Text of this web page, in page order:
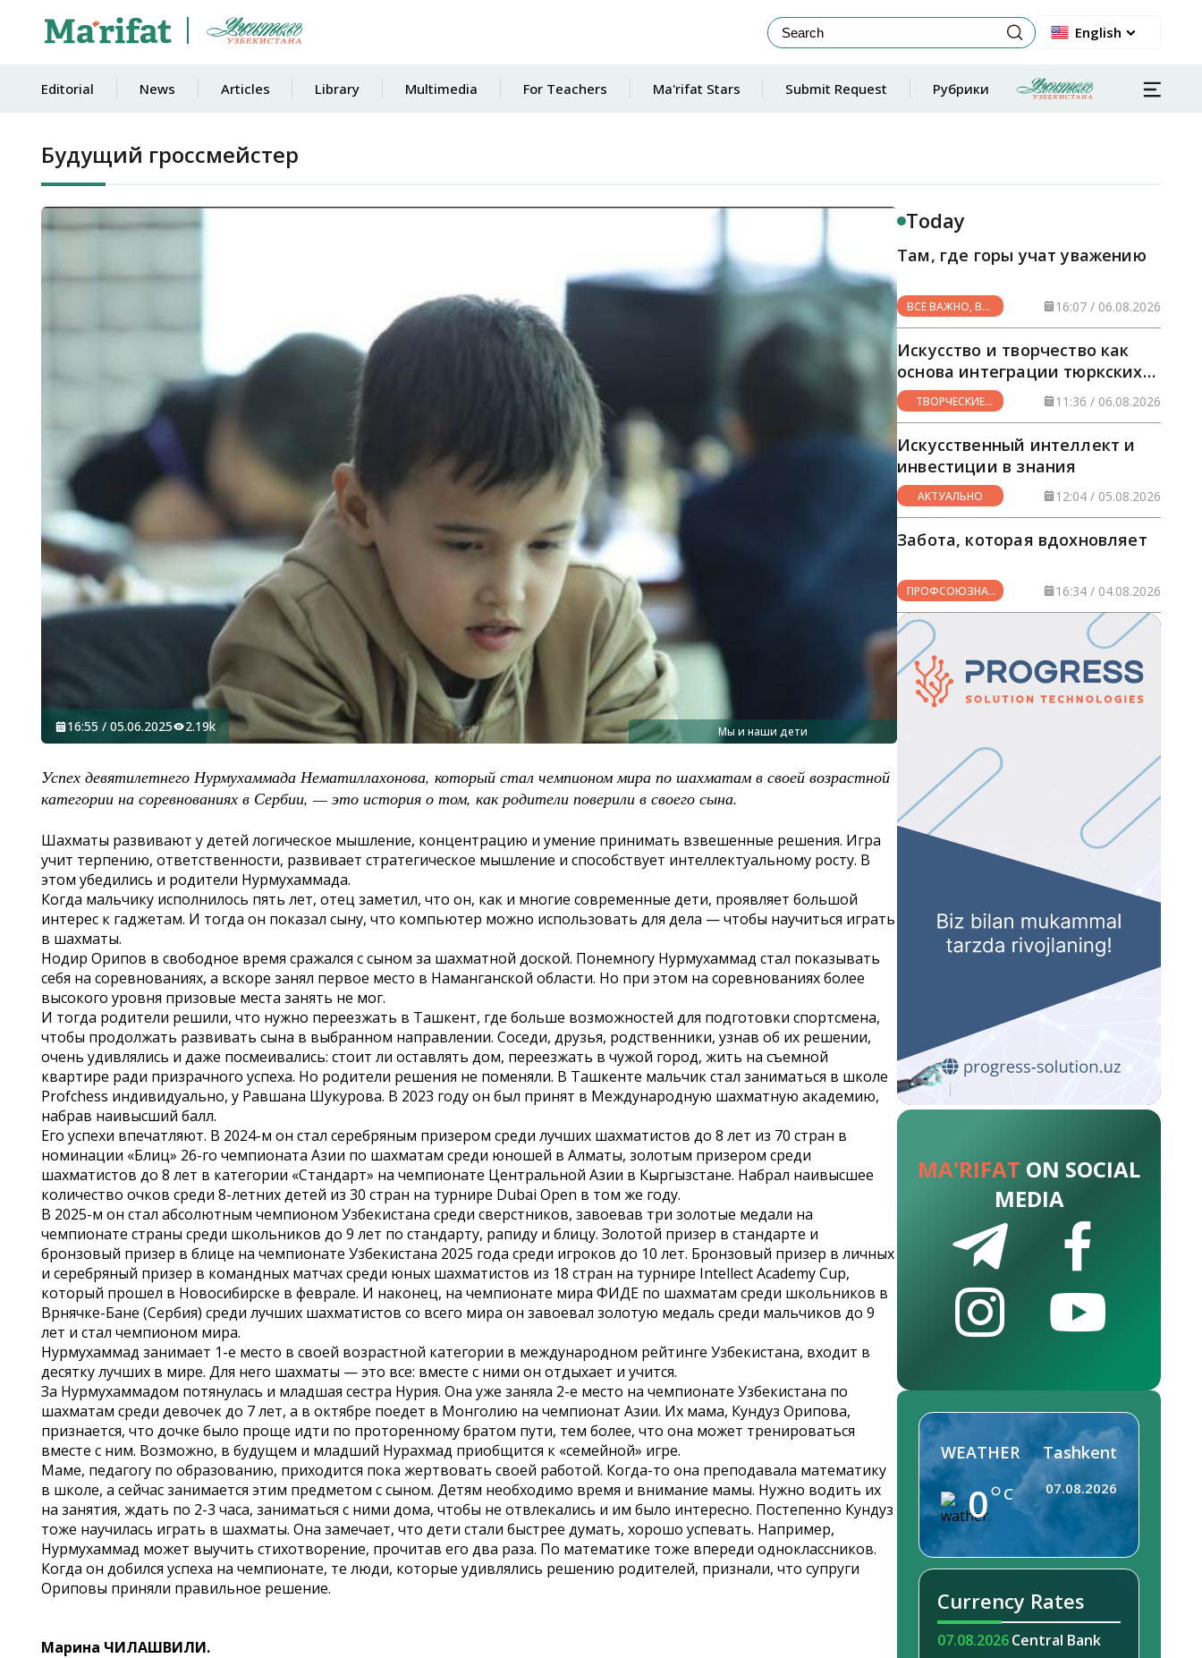
English
Editorial News Articles Library Multimedia For Teachers Ma'rifat Stars Submit Request Рубрики
Будущий гроссмейстер
Мы и наши дети
16:55 / 05.06.2025 2.19k
Успех девятилетнего Нурмухаммада Нематиллахонова, который стал чемпионом мира по шахматам в своей возрастной
категории на соревнованиях в Сербии, — это история о том, как родители поверили в своего сына.
Шахматы развивают у детей логическое мышление, концентрацию и умение принимать взвешенные решения. Игра
учит терпению, ответственности, развивает стратегическое мышление и способствует интеллектуальному росту. В
этом убедились и родители Нурмухаммада.
Когда мальчику исполнилось пять лет, отец заметил, что он, как и многие современные дети, проявляет большой
интерес к гаджетам. И тогда он показал сыну, что компьютер можно использовать для дела — чтобы научиться играть
в шахматы.
Нодир Орипов в свободное время сражался с сыном за шахматной доской. Понемногу Нурмухаммад стал показывать
себя на соревнованиях, а вскоре занял первое место в Наманганской области. Но при этом на соревнованиях более
высокого уровня призовые места занять не мог.
И тогда родители решили, что нужно переезжать в Ташкент, где больше возможностей для подготовки спортсмена,
чтобы продолжать развивать сына в выбранном направлении. Соседи, друзья, родственники, узнав об их решении,
очень удивлялись и даже посмеивались: стоит ли оставлять дом, переезжать в чужой город, жить на съемной
квартире ради призрачного успеха. Но родители решения не поменяли. В Ташкенте мальчик стал заниматься в школе
Profchess индивидуально, у Равшана Шукурова. В 2023 году он был принят в Международную шахматную академию,
набрав наивысший балл.
Его успехи впечатляют. В 2024-м он стал серебряным призером среди лучших шахматистов до 8 лет из 70 стран в
номинации «Блиц» 26-го чемпионата Азии по шахматам среди юношей в Алматы, золотым призером среди
шахматистов до 8 лет в категории «Стандарт» на чемпионате Центральной Азии в Кыргызстане. Набрал наивысшее
количество очков среди 8-летних детей из 30 стран на турнире Dubai Open в том же году.
В 2025-м он стал абсолютным чемпионом Узбекистана среди сверстников, завоевав три золотые медали на
чемпионате страны среди школьников до 9 лет по стандарту, рапиду и блицу. Золотой призер в стандарте и
бронзовый призер в блице на чемпионате Узбекистана 2025 года среди игроков до 10 лет. Бронзовый призер в личных
и серебряный призер в командных матчах среди юных шахматистов из 18 стран на турнире Intellect Academy Cup,
который прошел в Новосибирске в феврале. И наконец, на чемпионате мира ФИДЕ по шахматам среди школьников в
Врнячке-Бане (Сербия) среди лучших шахматистов со всего мира он завоевал золотую медаль среди мальчиков до 9
лет и стал чемпионом мира.
Нурмухаммад занимает 1-е место в своей возрастной категории в международном рейтинге Узбекистана, входит в
десятку лучших в мире. Для него шахматы — это все: вместе с ними он отдыхает и учится.
За Нурмухаммадом потянулась и младшая сестра Нурия. Она уже заняла 2-е место на чемпионате Узбекистана по
шахматам среди девочек до 7 лет, а в октябре поедет в Монголию на чемпионат Азии. Их мама, Кундуз Орипова,
признается, что дочке было проще идти по проторенному братом пути, тем более, что она может тренироваться
вместе с ним. Возможно, в будущем и младший Нурахмад приобщится к «семейной» игре.
Маме, педагогу по образованию, приходится пока жертвовать своей работой. Когда-то она преподавала математику
в школе, а сейчас занимается этим предметом с сыном. Детям необходимо время и внимание мамы. Нужно водить их
на занятия, ждать по 2-3 часа, заниматься с ними дома, чтобы не отвлекались и им было интересно. Постепенно Кундуз
тоже научилась играть в шахматы. Она замечает, что дети стали быстрее думать, хорошо успевать. Например,
Нурмухаммад может выучить стихотворение, прочитав его два раза. По математике тоже впереди одноклассников.
Когда он добился успеха на чемпионате, те люди, которые удивлялись решению родителей, признали, что супруги
Ориповы приняли правильное решение.
Марина ЧИЛАШВИЛИ.
Today
Там, где горы учат уважению
ВСЕ ВАЖНО, ВСЕ
НУЖНО
16:07 / 06.08.2026
Искусство и творчество как
основа интеграции тюркских
стран
ТВОРЧЕСКИЕ
ГОРИЗОНТЫ
11:36 / 06.08.2026
Искусственный интеллект и
инвестиции в знания
АКТУАЛЬНО 12:04 / 05.08.2026
Забота, которая вдохновляет
ПРОФСОЮЗНАЯ
ЖИЗНЬ
16:34 / 04.08.2026
MA'RIFAT ON SOCIAL
MEDIA
WEATHER
0 C
Tashkent
07.08.2026
Currency Rates
07.08.2026Central Bank